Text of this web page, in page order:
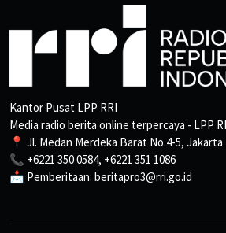
Kantor Pusat LPP RRI
Media radio berita online terpercaya - LPP
📍 Jl. Medan Merdeka Barat No.4-5, Jakarta
📞 +6221 350 0584, +6221 351 1086
📩 Pemberitaan: beritapro3@rri.go.id